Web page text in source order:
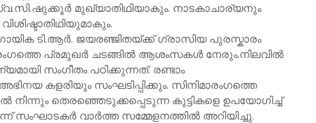
മുഖ്യാതിഥിയാകും. നാടകാചാര്യനും
ടി.ആർ. ജയരഞ്ജിതയ്ക്ക്‌ ഗ്രാസിയ പുരസ്കാരം
പ്രമുഖർ ചടങ്ങിൽ ആശംസകൾ നേരും.നിലവിൽ
സംഗീതം പഠിക്കുന്നത്. രണ്ടാം
കളരിയും സംഘടിപ്പിക്കും. സിനിമാരംഗത്തെ
നിന്നും തെരഞ്ഞെടുക്കപ്പെടുന്ന കുട്ടികളെ ഉപയോഗിച്ച്
സംഘാടകർ വാർത്ത സമ്മേളനത്തിൽ അറിയിച്ചു.